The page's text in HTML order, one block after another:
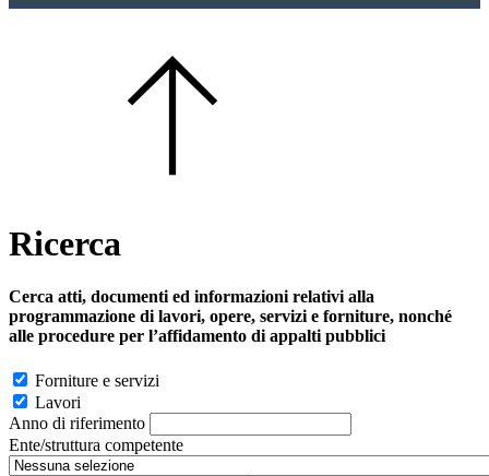
Ricerca
Cerca atti, documenti ed informazioni relativi alla
programmazione di lavori, opere, servizi e forniture, nonché
alle procedure per l’affidamento di appalti pubblici
Forniture e servizi
Lavori
Anno di riferimento
Ente/struttura competente